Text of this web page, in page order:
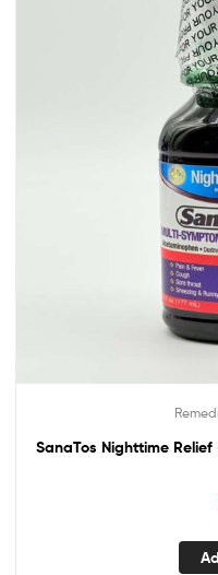
SanaTos Nighttime